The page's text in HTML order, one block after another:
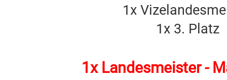
1x
1x 3. Platz
1x Landesmeister -